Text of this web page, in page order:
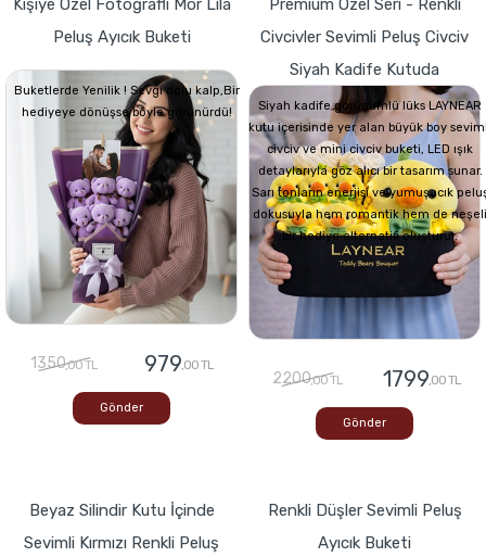
Kişiye Özel Fotoğraflı Mor Lila
Peluş Ayıcık Buketi
Buketlerde Yenilik ! Sevgi dolu kalp,Bir
hediyeye dönüşse böyle görünürdü!
1350,00 TL 979,00 TL
Gönder
Premium Özel Seri - Renkli
Civcivler Sevimli Peluş Civciv
Siyah Kadife Kutuda
Siyah kadife görünümlü lüks LAYNEAR
kutu içerisinde yer alan büyük boy
civciv ve mini civciv buketi, LED ışık
detaylarıyla göz alıcı bir tasarım sunar.
Sarı tonların enerjisi ve yumuşacık
dokusuyla hem romantik hem de neşeli
bir hediye alternatifi oluşturur.
2200,00 TL 1799,00 TL
Gönder
Beyaz Silindir Kutu İçinde
Sevimli Kırmızı Renkli Peluş
Renkli Düşler Sevimli Peluş
Ayıcık Buketi